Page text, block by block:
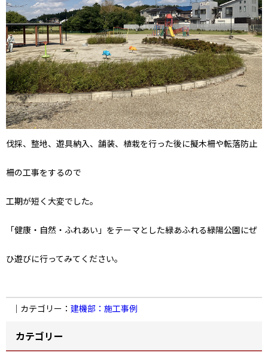
伐採、整地、遊具納入、舗装、植栽を行った後に擬木柵や転落防止
柵の工事をするので
工期が短く大変でした。
「健康・自然・ふれあい」をテーマとした緑あふれる緑陽公園にぜ
ひ遊びに行ってみてください。
｜カテゴリー： 建機部：施工事例
カテゴリー